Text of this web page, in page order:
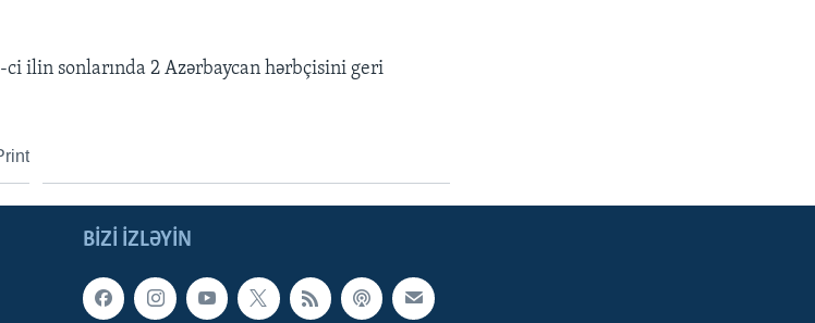
ilin sonlarında 2 Azərbaycan hərbçisini geri
BIZI IZLƏYIN